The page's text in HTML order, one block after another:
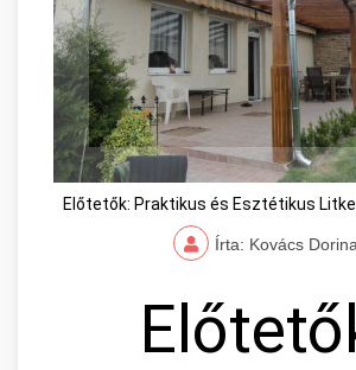
Előtetők: Praktikus és Esztétikus
Írta: Kovács Dorina